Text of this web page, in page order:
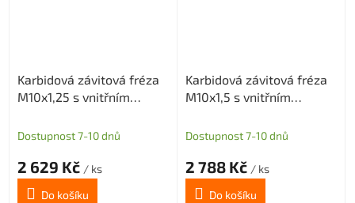
Karbidová závitová fréza
M10x1,25 s vnitřním
Dostupnost 7-10 dnů
2 629 Kč / ks
Do košíku
Karbidová závitová fréza
M10x1,5 s vnitřním
Dostupnost 7-10 dnů
2 788 Kč / ks
Do košíku